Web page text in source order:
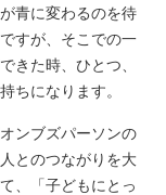
青に変わるのを待
すが、そこでの一
きた時、ひとつ、
ちになります。
ンブズパーソンの
とのつながりを大
、「子どもにとっ